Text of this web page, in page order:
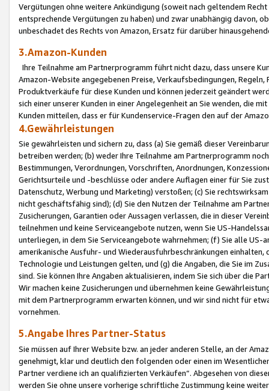
Vergütungen ohne weitere Ankündigung (soweit nach geltendem
entsprechende Vergütungen zu haben) und zwar unabhängig davon,
unbeschadet des Rechts von Amazon, Ersatz für darüber
3.Amazon-Kunden
Ihre Teilnahme am Partnerprogramm führt nicht dazu, dass unsere
Amazon-Website angegebenen Preise, Verkaufsbedingungen,
Produktverkäufe für diese Kunden und können jederzeit geändert
sich einer unserer Kunden in einer Angelegenheit an Sie wenden, die
Kunden mitteilen, dass er für Kundenservice-Fragen den auf der
4.Gewährleistungen
Sie gewährleisten und sichern zu, dass (a) Sie gemäß dieser
betreiben werden; (b) weder Ihre Teilnahme am Partnerprogramm
Bestimmungen, Verordnungen, Vorschriften, Anordnungen,
Gerichtsurteile und -beschlüsse oder andere Auflagen einer für Sie
Datenschutz, Werbung und Marketing) verstoßen; (c) Sie
nicht geschäftsfähig sind); (d) Sie den Nutzen der Teilnahme am
Zusicherungen, Garantien oder Aussagen verlassen, die in dieser
teilnehmen und keine Serviceangebote nutzen, wenn Sie US-
unterliegen, in dem Sie Serviceangebote wahrnehmen; (f) Sie alle
amerikanische Ausfuhr- und Wiederausfuhrbeschränkungen
Technologie und Leistungen gelten, und (g) die Angaben, die Sie im
sind. Sie können Ihre Angaben aktualisieren, indem Sie sich über die
Wir machen keine Zusicherungen und übernehmen keine
mit dem Partnerprogramm erwarten können, und wir sind nicht für
vornehmen.
5.Angabe Ihres Partner-Status
Sie müssen auf Ihrer Website bzw. an jeder anderen Stelle, an der
genehmigt, klar und deutlich den folgenden oder einen im
Partner verdiene ich an qualifizierten Verkäufen“. Abgesehen von
werden Sie ohne unsere vorherige schriftliche Zustimmung keine